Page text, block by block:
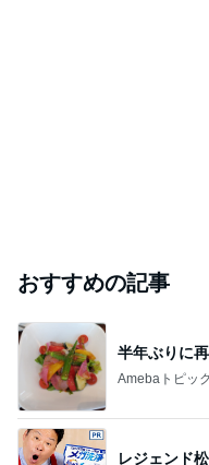
おすすめの記事
半年ぶりに
Amebaトピッ
レジェンド